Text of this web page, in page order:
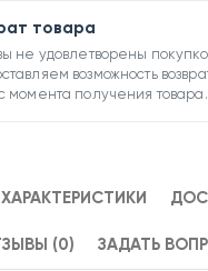
товара
не удовлетворены
возможность
момента получения товара.
ХАРАКТЕРИСТИКИ
(0) ЗАДАТЬ